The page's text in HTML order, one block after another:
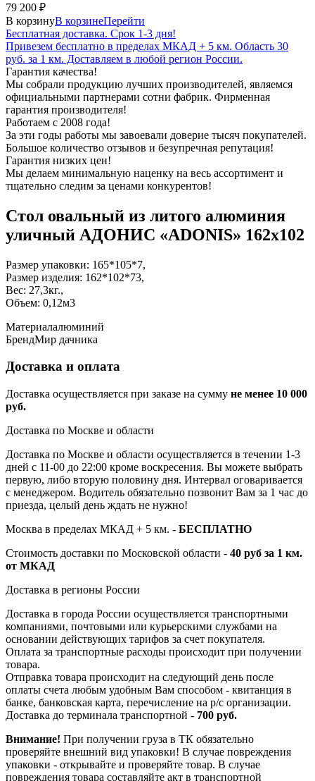
79 200 ₽
В корзинуВ корзинеПерейти
Бесплатная доставка. Срок 1-3 дня!
Привезем бесплатно в пределах МКАД + 5 км. Область 30
руб. за 1 км. Доставляем в любой регион России.
Гарантия качества!
Мы собрали продукцию лучших производителей, являемся
официальными партнерами сотни фабрик. Фирменная
гарантия производителя!
Работаем с 2008 года!
За эти годы работы мы завоевали доверие тысяч покупателей.
Большое количество отзывов и безупречная репутация!
Гарантия низких цен!
Мы делаем минимальную наценку на весь ассортимент и
тщательно следим за ценами конкурентов!
Стол овальный из литого алюминия
уличный АДОНИС «ADONIS» 162х102
Размер упаковки: 165*105*7,
Размер изделия: 162*102*73,
Вес: 27,3кг.,
Объем: 0,12м3
Материалалюминий
БрендМир дачника
Доставка и оплата
Доставка осуществляется при заказе на сумму не менее 10 000
руб.
Доставка по Москве и области
Доставка по Москве и области осуществляется в течении 1-3
дней с 11-00 до 22:00 кроме воскресения. Вы можете выбрать
первую, либо вторую половину дня. Интервал оговаривается
с менеджером. Водитель обязательно позвонит Вам за 1 час до
приезда, целый день ждать не нужно!
Москва в пределах МКАД + 5 км. - БЕСПЛАТНО
Стоимость доставки по Московской области - 40 руб за 1 км.
от МКАД
Доставка в регионы России
Доставка в города России осуществляется транспортными
компаниями, почтовыми или курьерскими службами на
основании действующих тарифов за счет покупателя.
Оплата за транспортные расходы происходит при получении
товара.
Отправка товара происходит на следующий день после
оплаты счета любым удобным Вам способом - квитанция в
банке, банковская карта, перечисление на р/с организации.
Доставка до терминала транспортной - 700 руб.
Внимание! При получении груза в ТК обязательно
проверяйте внешний вид упаковки! В случае повреждения
упаковки - открывайте и проверяйте товар. В случае
повреждения товара составляйте акт в транспортной